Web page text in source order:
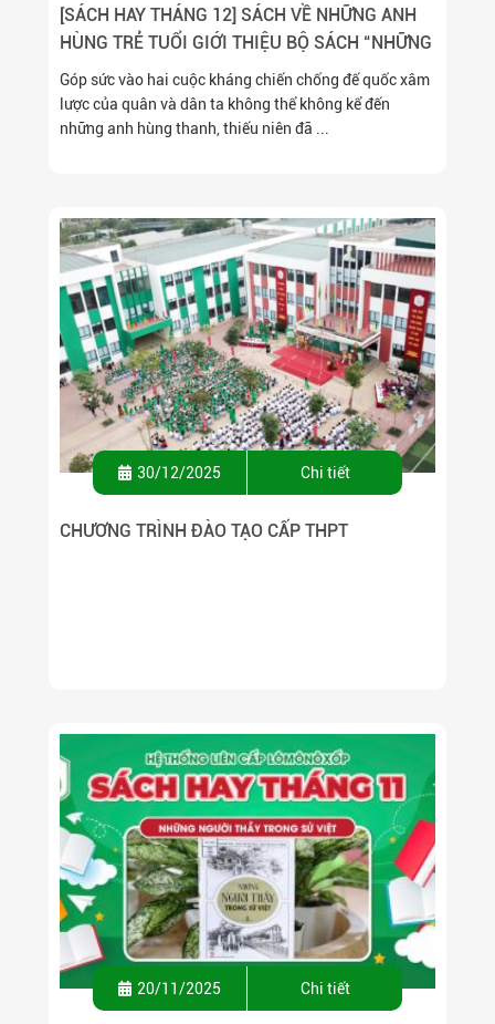
[SÁCH HAY THÁNG 12] SÁCH VỀ NHỮNG ANH
HÙNG TRẺ TUỔI GIỚI THIỆU BỘ SÁCH “NHỮNG
ANH HÙNG TRẺ TUỔI”
Góp sức vào hai cuộc kháng chiến chống đế quốc xâm
lược của quân và dân ta không thể không kể đến
những anh hùng thanh, thiếu niên đã ...
30/12/2025 Chi tiết
CHƯƠNG TRÌNH ĐÀO TẠO CẤP THPT
20/11/2025 Chi tiết